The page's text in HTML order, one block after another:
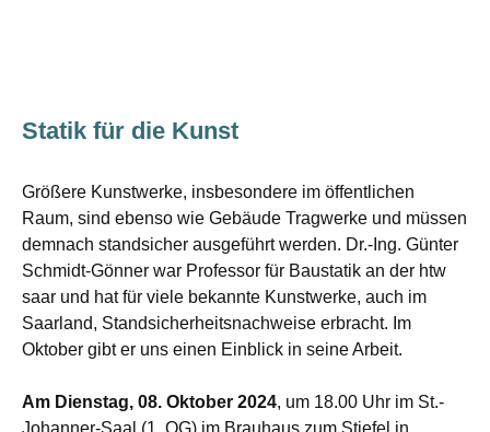
Statik für die Kunst
Größere Kunstwerke, insbesondere im öffentlichen
Raum, sind ebenso wie Gebäude Tragwerke und müssen
demnach standsicher ausgeführt werden. Dr.-Ing. Günter
Schmidt-Gönner war Professor für Baustatik an der htw
saar und hat für viele bekannte Kunstwerke, auch im
Saarland, Standsicherheitsnachweise erbracht. Im
Oktober gibt er uns einen Einblick in seine Arbeit.
Am Dienstag, 08. Oktober 2024, um 18.00 Uhr im St.-